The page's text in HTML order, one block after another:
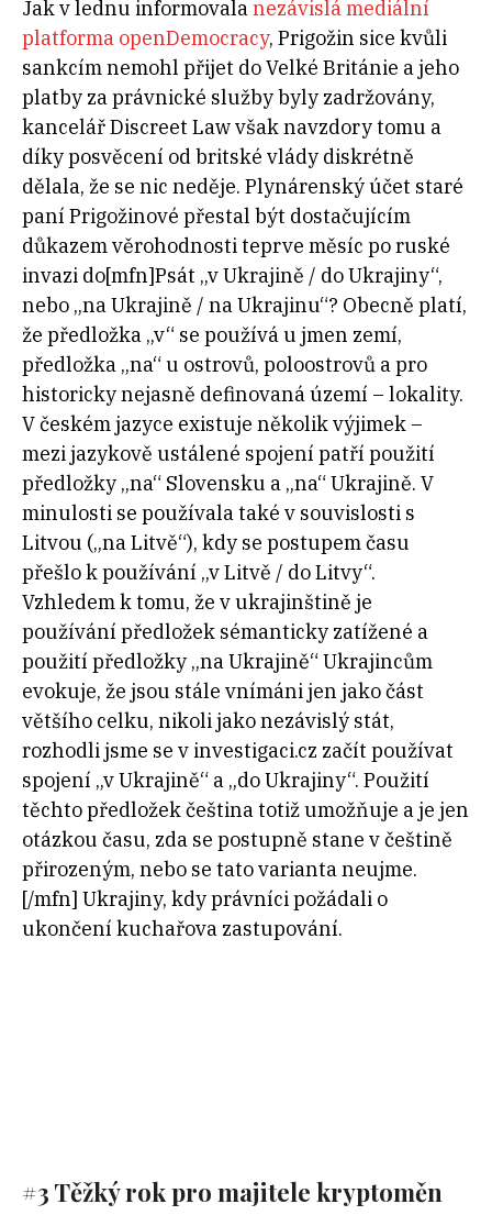
Jak v lednu informovalanezávislá mediální
platforma openDemocracy, Prigožin sice kvůli
sankcím nemohl přijet do Velké Británie a jeho
platby za právnické služby byly zadržovány,
kancelář Discreet Law však navzdory tomu a
díky posvěcení od britské vlády diskrétně
dělala, že se nic neděje. Plynárenský účet staré
paní Prigožinové přestal být dostačujícím
důkazem věrohodnosti teprve měsíc po ruské
invazi do[mfn]Psát „v Ukrajině / do Ukrajiny“,
nebo „na Ukrajině / na Ukrajinu“? Obecně platí,
že předložka „v“ se používá u jmen zemí,
předložka „na“ u ostrovů, poloostrovů a pro
historicky nejasně definovaná území – lokality.
V českém jazyce existuje několik výjimek –
mezi jazykově ustálené spojení patří použití
předložky „na“ Slovensku a „na“ Ukrajině. V
minulosti se používala také v souvislosti s
Litvou („na Litvě“), kdy se postupem času
přešlo k používání „v Litvě / do Litvy“.
Vzhledem k tomu, že v ukrajinštině je
používání předložek sémanticky zatížené a
použití předložky „na Ukrajině“ Ukrajincům
evokuje, že jsou stále vnímáni jen jako část
většího celku, nikoli jako nezávislý stát,
rozhodli jsme se v investigaci.cz začít používat
spojení „v Ukrajině“ a „do Ukrajiny“. Použití
těchto předložek čeština totiž umožňuje a je jen
otázkou času, zda se postupně stane v češtině
přirozeným, nebo se tato varianta neujme.
[/mfn] Ukrajiny, kdy právníci požádali o
ukončení kuchařova zastupování.
#3 Těžký rok pro majitele kryptoměn